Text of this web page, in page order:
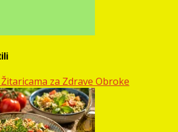
za Zdrave Obroke